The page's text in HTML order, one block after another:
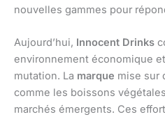
nouvelles gammes pour
Aujourd’hui, Innocent Drinks
environnement économique
mutation. La marque mise sur
comme les boissons
marchés émergents. Ces